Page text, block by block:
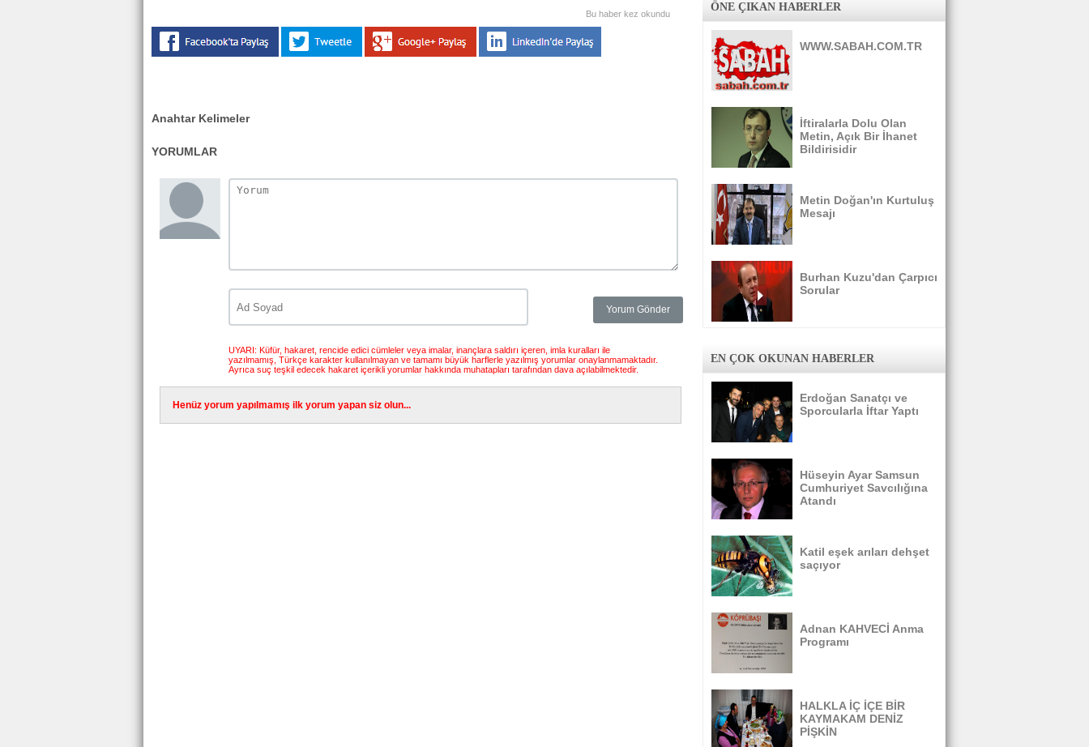
Bu haber kez okundu
Anahtar Kelimeler
YORUMLAR
UYARI: Küfür, hakaret, rencide edici cümleler veya imalar, inançlara saldırı içeren, imla kuralları ile
yazılmamış, Türkçe karakter kullanılmayan ve tamamı büyük harflerle yazılmış yorumlar onaylanmamaktadır.
Ayrıca suç teşkil edecek hakaret içerikli yorumlar hakkında muhatapları tarafından dava açılabilmektedir.
Henüz yorum yapılmamış ilk yorum yapan siz olun...
ÖNE ÇIKAN HABERLER
WWW.SABAH.COM.TR
İftiralarla Dolu Olan
Metin, Açık Bir İhanet
Bildirisidir
Metin Doğan'ın Kurtuluş
Mesajı
Burhan Kuzu'dan Çarpıcı
Sorular
EN ÇOK OKUNAN HABERLER
Erdoğan Sanatçı ve
Sporcularla İftar Yaptı
Hüseyin Ayar Samsun
Cumhuriyet Savcılığına
Atandı
Katil eşek arıları dehşet
saçıyor
Adnan KAHVECİ Anma
Programı
HALKLA İÇ İÇE BİR
KAYMAKAM DENİZ
PİŞKİN